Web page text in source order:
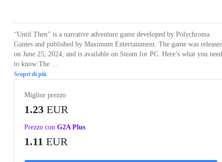
“Until Then” is a narrative adventure game developed by Polychroma
Games and published by Maximum Entertainment. The game was
on June 25, 2024, and is available on Steam for PC. Here’s what you need
to know:The ...
Scopri di più
Miglior prezzo
1.23 EUR
Prezzo con G2A Plus
1.11 EUR